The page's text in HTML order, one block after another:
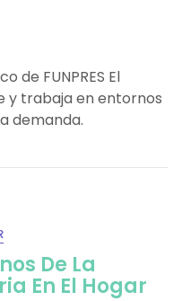
de FUNPRES El
y trabaja en entornos
demanda.
De La
En El Hogar